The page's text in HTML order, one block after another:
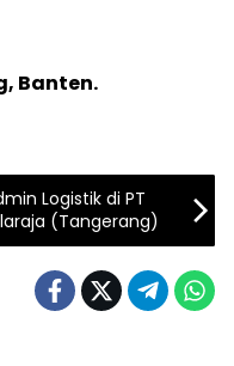
Banten.
Logistik di PT
(Tangerang)